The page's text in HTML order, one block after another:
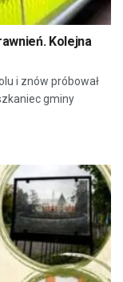
Kolejna
i znów próbował
gminy